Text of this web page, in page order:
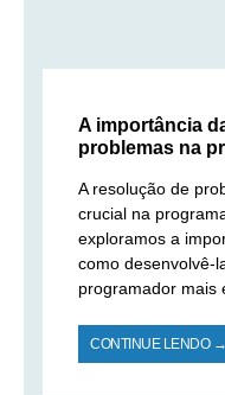
A importância
problemas na
A resolução de
crucial na
exploramos a
como desenvolvê-
programador mais
CONTINUE LENDO →